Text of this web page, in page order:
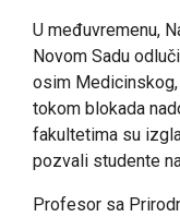
U međuvremenu,
Novom Sadu
osim
tokom blokada
fakultetima su
pozvali studente
Profesor sa